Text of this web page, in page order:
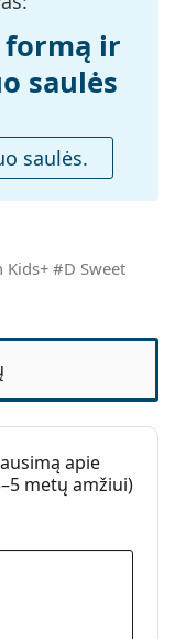
kad
modelių.
formą ir
saulės
saulės.
Kids+ #D Sweet
apie
metų amžiui)